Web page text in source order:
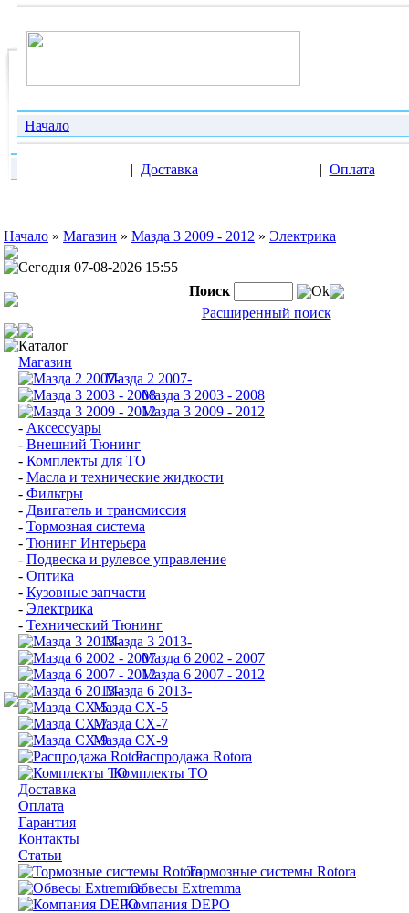
Начало
| Доставка | Оплата
Начало » Магазин » Мазда 3 2009 - 2012 » Электрика
Сегодня 07-08-2026 15:55
Поиск
Ok
Расширенный поиск
Каталог
Магазин
Мазда 2 2007-
Мазда 3 2003 - 2008
Мазда 3 2009 - 2012
- Аксессуары
- Внешний Тюнинг
- Комплекты для ТО
- Масла и технические жидкости
- Фильтры
- Двигатель и трансмиссия
- Тормозная система
- Тюнинг Интерьера
- Подвеска и рулевое управление
- Оптика
- Кузовные запчасти
- Электрика
- Технический Тюнинг
Мазда 3 2013-
Мазда 6 2002 - 2007
Мазда 6 2007 - 2012
Мазда 6 2013-
Мазда CX-5
Мазда CX-7
Мазда СХ-9
Распродажа Rotora
Комплекты ТО
Доставка
Оплата
Гарантия
Контакты
Статьи
Тормозные системы Rotora
Обвесы Extremma
Компания DEPO